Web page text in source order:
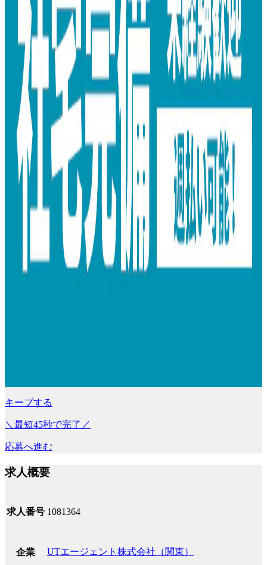
キープする
＼最短45秒で完了／
応募へ進む
求人概要
求人番号 1081364
企業 UTエージェント株式会社（関東）